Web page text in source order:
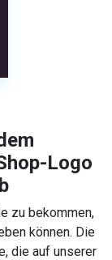
Logo
zu bekommen,
können. Die
die auf unserer